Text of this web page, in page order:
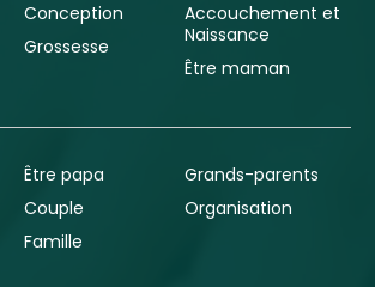
Conception
Grossesse
Accouchement et
Naissance
Être maman
Être papa
Couple
Famille
Grands-parents
Organisation